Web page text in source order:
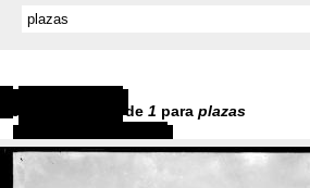
de 1 para plazas